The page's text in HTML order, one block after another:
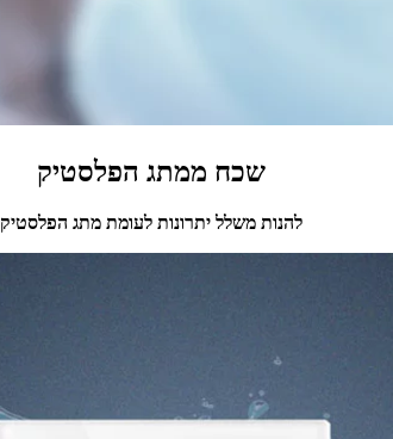
שכח ממתג הפלסטיק
להנות משלל יתרונות לעומת מתג הפלסטיק